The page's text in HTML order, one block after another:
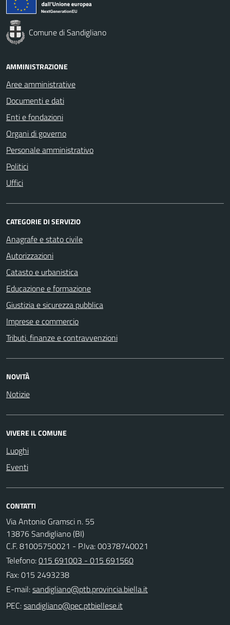
Comune di Sandigliano
AMMINISTRAZIONE
Aree amministrative
Documenti e dati
Enti e fondazioni
Organi di governo
Personale amministrativo
Politici
Uffici
CATEGORIE DI SERVIZIO
Anagrafe e stato civile
Autorizzazioni
Catasto e urbanistica
Educazione e formazione
Giustizia e sicurezza pubblica
Imprese e commercio
Tributi, finanze e contravvenzioni
NOVITÀ
Notizie
VIVERE IL COMUNE
Luoghi
Eventi
CONTATTI
Via Antonio Gramsci n. 55
13876 Sandigliano (BI)
C.F. 81005750021 - P.Iva: 00378740021
Telefono:015 691003 - 015 691560
Fax: 015 2493238
E-mail:
PEC: